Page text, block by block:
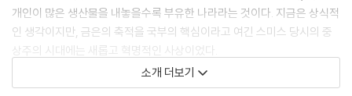
개인이 많은 생산물을 내놓을수록 부유한 나라라는 것이다. 지금은 상식적
인 생각이지만, 금은의 축적을 국부의 핵심이라고 여긴 스미스 당시의 중
상주의 시대에는 새롭고 혁명적인 사상이었다.
『국부론』은 총 5권으로 구성되는데 1-2권은 경제 이론이고, 3권은 로마
소개 더보기